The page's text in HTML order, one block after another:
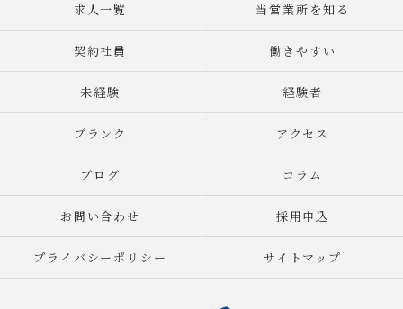
求人一覧 当営業所を知る
契約社員 働きやすい
未経験 経験者
ブランク アクセス
ブログ コラム
お問い合わせ 採用申込
プライバシーポリシー サイトマップ